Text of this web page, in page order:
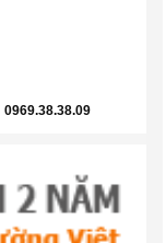
0969.38.38.09